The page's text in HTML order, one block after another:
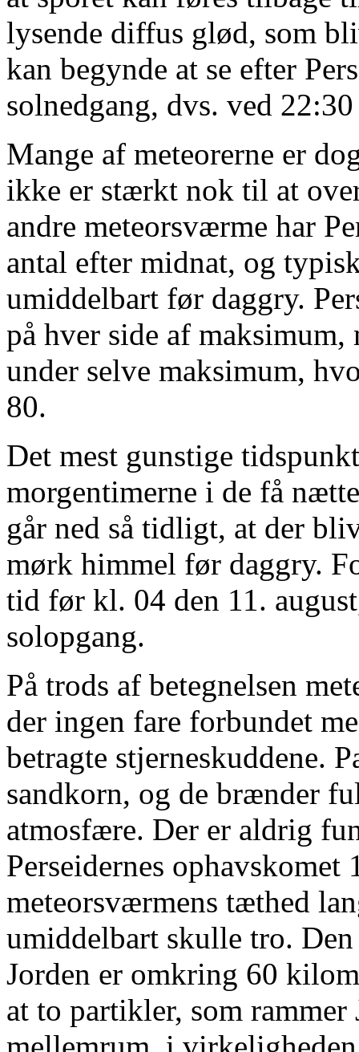
lysende diffus glød, som
kan begynde at se efter
solnedgang, dvs. ved
Mange af meteorerne er
ikke er stærkt nok til at
andre meteorsværme har
antal efter midnat, og
umiddelbart før daggry.
på hver side af
under selve maksimum,
80.
Det mest gunstige
morgentimerne i de få
går ned så tidligt, at der
mørk himmel før daggry.
tid før kl. 04 den 11.
solopgang.
På trods af betegnelsen
der ingen fare forbundet
betragte stjerneskuddene.
sandkorn, og de brænder
atmosfære. Der er aldrig
Perseidernes
meteorsværmens tæthed
umiddelbart skulle tro.
Jorden er omkring 60
at to partikler, som rammer